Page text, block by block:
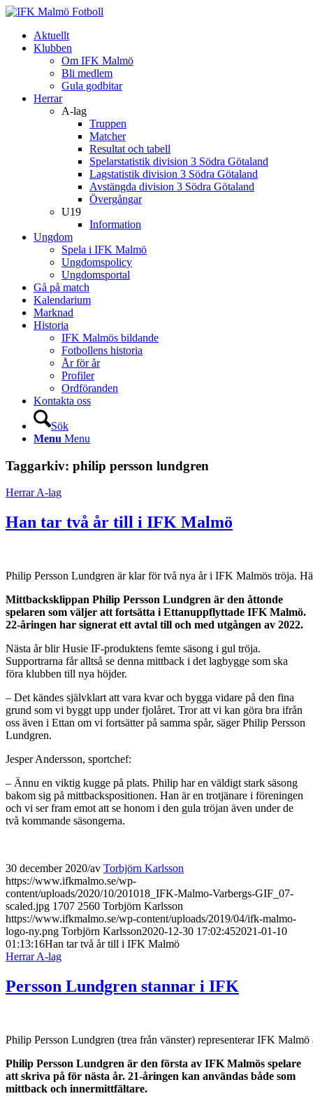
Aktuellt
Klubben
Om IFK Malmö
Bli medlem
Gula godbitar
Herrar
A-lag
Truppen
Matcher
Resultat och tabell
Spelarstatistik division 3 Södra Götaland
Lagstatistik division 3 Södra Götaland
Avstängda division 3 Södra Götaland
Övergångar
U19
Information
Ungdom
Spela i IFK Malmö
Ungdomspolicy
Ungdomsportal
Gå på match
Kalendarium
Marknad
Historia
IFK Malmös bildande
Fotbollens historia
År för år
Profiler
Ordföranden
Kontakta oss
Sök
Menu Menu
Taggarkiv: philip persson lundgren
Herrar A-lag
Han tar två år till i IFK Malmö
Philip Persson Lundgren är klar för två nya år i IFK Malmös tröja.
Mittbacksklippan Philip Persson Lundgren är den åttonde
spelaren som väljer att fortsätta i Ettanuppflyttade IFK Malmö.
22-åringen har signerat ett avtal till och med utgången av 2022.
Nästa år blir Husie IF-produktens femte säsong i gul tröja.
Supportrarna får alltså se denna mittback i det lagbygge som ska
föra klubben till nya höjder.
– Det kändes självklart att vara kvar och bygga vidare på den fina
grund som vi byggt upp under fjolåret. Tror att vi kan göra bra ifrån
oss även i Ettan om vi fortsätter på samma spår, säger Philip Persson
Lundgren.
Jesper Andersson, sportchef:
– Ännu en viktig kugge på plats. Philip har en väldigt stark säsong
bakom sig på mittbackspositionen. Han är en trotjänare i föreningen
och vi ser fram emot att se honom i den gula tröjan även under de
två kommande säsongerna.
30 december 2020/av Torbjörn Karlsson
https://www.ifkmalmo.se/wp-
content/uploads/2020/10/201018_IFK-Malmo-Varbergs-GIF_07-
scaled.jpg 1707 2560 Torbjörn Karlsson
https://www.ifkmalmo.se/wp-content/uploads/2019/04/ifk-malmo-
logo-ny.png Torbjörn Karlsson2020-12-30 17:02:452021-01-10
01:13:16Han tar två år till i IFK Malmö
Herrar A-lag
Persson Lundgren stannar i IFK
Philip Persson Lundgren (trea från vänster) representerar IFK
Philip Persson Lundgren är den första av IFK Malmös spelare
att skriva på för nästa år. 21-åringen kan användas både som
mittback och innermittfältare.